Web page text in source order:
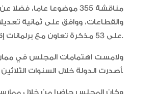
على 53 مذكرة تعاون مع برلمانات إقليمية ودولية.
ولامست اهتمامات المجلس في
أصدرت الدولة خلال السنوات الثلاثين الأولى من تأسيسها التشريعات التي جاءت لتعزيز البنيان الاتحادي ومؤسساته.